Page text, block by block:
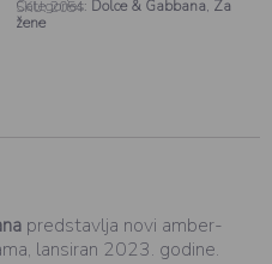
SKU: 2054
Categories: Dolce & Gabbana, Za
žene
predstavlja novi amber-
lansiran 2023. godine.